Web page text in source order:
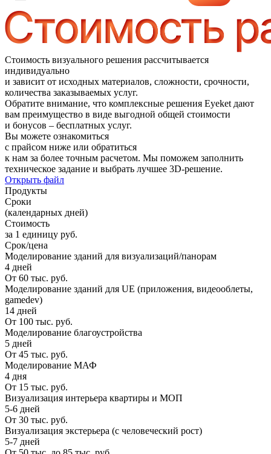
Стоимость визуального решения рассчитывается
индивидуально
и зависит от исходных материалов, сложности, срочности,
количества заказываемых услуг.
Обратите внимание, что комплексные решения Eyeket дают
вам преимущество в виде выгодной общей стоимости
и бонусов – бесплатных услуг.
Вы можете ознакомиться
с прайсом ниже или обратиться
к нам за более точным расчетом. Мы поможем заполнить
техническое задание и выбрать лучшее 3D-решение.
Открыть файл
Продукты
Сроки
(календарных дней)
Стоимость
за 1 единицу руб.
Срок/цена
Моделирование зданий для визуализаций/панорам
4 дней
От 60 тыс. руб.
Моделирование зданий для UE (приложения, видеооблеты,
gamedev)
14 дней
От 100 тыс. руб.
Моделирование благоустройства
5 дней
От 45 тыс. руб.
Моделирование МАФ
4 дня
От 15 тыс. руб.
Визуализация интерьера квартиры и МОП
5-6 дней
От 30 тыс. руб.
Визуализация экстерьера (с человеческий рост)
5-7 дней